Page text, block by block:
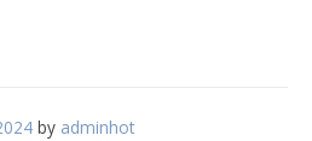
by adminhot